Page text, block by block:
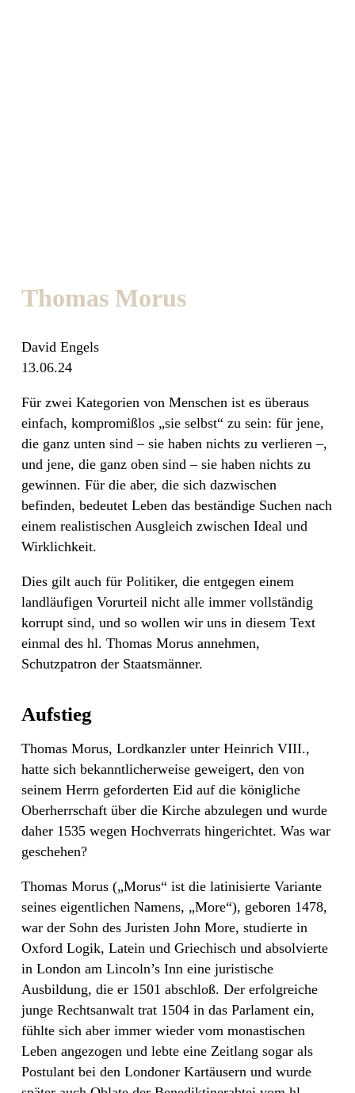
Thomas Morus
David Engels
13.06.24
Für zwei Kategorien von Menschen ist es überaus
einfach, kompromißlos „sie selbst“ zu sein: für jene,
die ganz unten sind – sie haben nichts zu verlieren –,
und jene, die ganz oben sind – sie haben nichts zu
gewinnen. Für die aber, die sich dazwischen
befinden, bedeutet Leben das beständige Suchen nach
einem realistischen Ausgleich zwischen Ideal und
Wirklichkeit.
Dies gilt auch für Politiker, die entgegen einem
landläufigen Vorurteil nicht alle immer vollständig
korrupt sind, und so wollen wir uns in diesem Text
einmal des hl. Thomas Morus annehmen,
Schutzpatron der Staatsmänner.
Aufstieg
Thomas Morus, Lordkanzler unter Heinrich VIII.,
hatte sich bekanntlicherweise geweigert, den von
seinem Herrn geforderten Eid auf die königliche
Oberherrschaft über die Kirche abzulegen und wurde
daher 1535 wegen Hochverrats hingerichtet. Was war
geschehen?
Thomas Morus („Morus“ ist die latinisierte Variante
seines eigentlichen Namens, „More“), geboren 1478,
war der Sohn des Juristen John More, studierte in
Oxford Logik, Latein und Griechisch und absolvierte
in London am Lincoln’s Inn eine juristische
Ausbildung, die er 1501 abschloß. Der erfolgreiche
junge Rechtsanwalt trat 1504 in das Parlament ein,
fühlte sich aber immer wieder vom monastischen
Leben angezogen und lebte eine Zeitlang sogar als
Postulant bei den Londoner Kartäusern und wurde